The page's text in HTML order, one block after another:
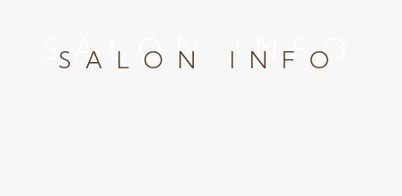
SALON INFO
SALON INFO